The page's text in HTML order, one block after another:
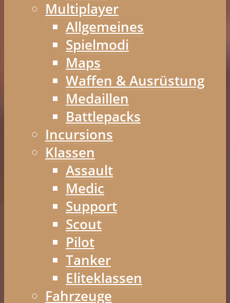
Multiplayer
Allgemeines
Spielmodi
Maps
Waffen & Ausrüstung
Medaillen
Battlepacks
Incursions
Klassen
Assault
Medic
Support
Scout
Pilot
Tanker
Eliteklassen
Fahrzeuge